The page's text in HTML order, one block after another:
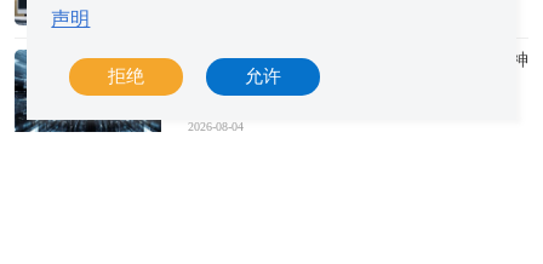
迪拜烈日黄沙中，AI、服务器农场与乐观精神
竞相绽放
2026-08-04
声明
拒绝 允许